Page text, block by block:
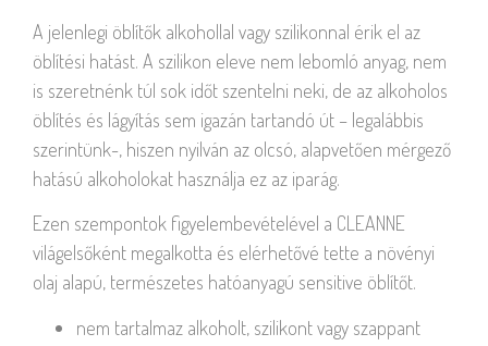
A jelenlegi öblítők alkohollal vagy szilikonnal érik el az
öblítési hatást. A szilikon eleve nem lebomló anyag, nem
is szeretnénk túl sok időt szentelni neki, de az alkoholos
öblítés és lágyítás sem igazán tartandó út – legalábbis
szerintünk-, hiszen nyilván az olcsó, alapvetően mérgező
hatású alkoholokat használja ez az iparág.
Ezen szempontok figyelembevételével a CLEANNE
világelsőként megalkotta és elérhetővé tette a növényi
olaj alapú, természetes hatóanyagú sensitive öblítőt.
nem tartalmaz alkoholt, szilikont vagy szappant